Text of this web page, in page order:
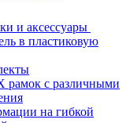
и аксессуары
в пластиковую
с различными
на гибкой